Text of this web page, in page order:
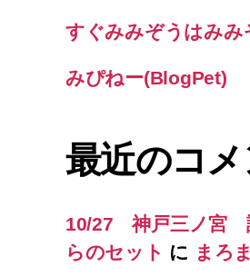
すぐみみぞうはみ
みぴねー(BlogPet)
最近のコメ
10/27 神戸三ノ宮
らのセット に まろ